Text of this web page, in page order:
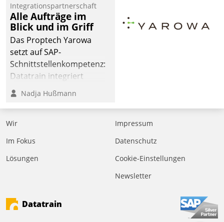
der
Wohnungswirtschaft“.
Bewerben können sich
dafür ein Team
bestehend aus
Wohnungsunternehmen
und PropTech.
Integrationspartnerschaft
Alle Aufträge im
Blick und im Griff
Das Proptech Yarowa
setzt auf SAP-
Schnittstellenkompetenz:
Datatrain integriert
Yarowas Portal zur
Vergabe und Verwaltung
von Aufträgen der
operativen
Instandhaltung in die
deutscher
den Weg vom
Mieteranliegen zum
Nadja Hußmann
Wir
Im Fokus
Lösungen
Impressum
Datenschutz
Cookie-Einstellungen
Newsletter
Datatrain